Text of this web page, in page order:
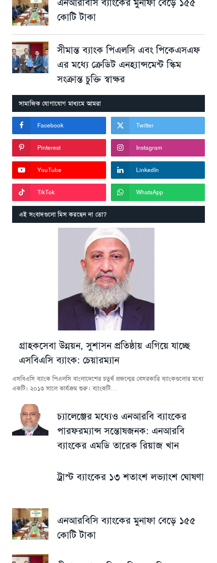
কোটি টাকা
সীমান্ত ব্যাংক পিএলসি এবং পিকেএসএফ
এর মধ্যে ক্রেডিট এনহ্যান্সমেন্ট স্কিম
সংক্রান্ত চুক্তি স্বাক্ষর
সামাজিক যোগাযোগ মাধ্যমে আমরা
Facebook Twitter
Pinterest Instagram
YouTube LinkedIn
TikTok WhatsApp
এই সংবাদগুলো মিস করছেন না তো?
গ্রাহকসেবা উন্নয়ন, সুশাসন প্রতিষ্ঠায় এগিয়ে যাচ্ছে
এসবিএসি ব্যাংক: চেয়ারম্যান
এসবিএসি ব্যাংক পিএলসি বাংলাদেশের চতুর্থ প্রজন্মের বেসরকারি ব্যাংকগুলোর মধ্যে
একটি। ২০১৩ সালে কার্যক্রম শুরু। ব্যাংকটি…
চ্যালেঞ্জের মধ্যেও এনআরবি ব্যাংকের
পারফরম্যান্স সন্তোষজনক: এনআরবি
ব্যাংকের এমডি তারেক রিয়াজ খান
ট্রাস্ট ব্যাংকের ১৩ শতাংশ লভ্যাংশ ঘোষণা
এনআরবিসি ব্যাংকের মুনাফা বেড়ে ১৫৫
কোটি টাকা